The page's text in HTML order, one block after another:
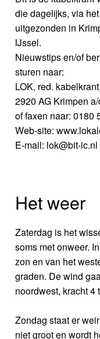
die dagelijks, via
uitgezonden in
IJssel.
Nieuwstips en/of
sturen naar:
LOK, red.
2920 AG Krimpen
of faxen naar: 0180
Web-site:
E-mail: lok@bit-ic.nl
Het weer
Zaterdag is het
soms met onweer.
zon en van het
graden. De wind
noordwest, kracht 4
Zondag staat er
niet groot en wordt